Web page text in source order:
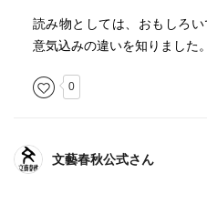
読み物としては、おもしろ
意気込みの違いを知りました。
0
文藝春秋公式さん